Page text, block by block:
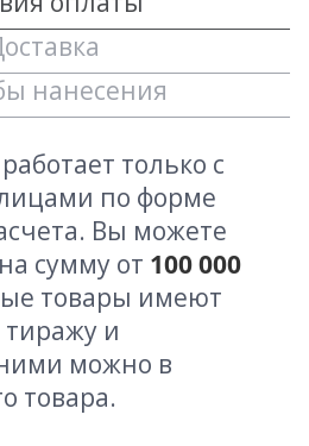
нанесения
только с
по форме
Вы можете
сумму от 100 000
товары имеют
и
можно в
товара.